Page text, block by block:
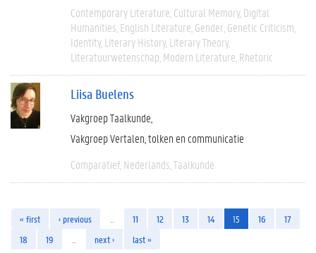
Contemporary Literature Cultural Memory Digital
Humanities English Literature Gender Genetic Criticism
Identity Literary History Literary Theory
Literatuurwetenschap Modern Literature Rhetoric
Liisa Buelens
Vakgroep Taalkunde
Vakgroep Vertalen, tolken en communicatie
Comparatief Nederlands Taalkunde
« first ‹ previous 11 12 13 14 15 16
17
18
19 next › last »